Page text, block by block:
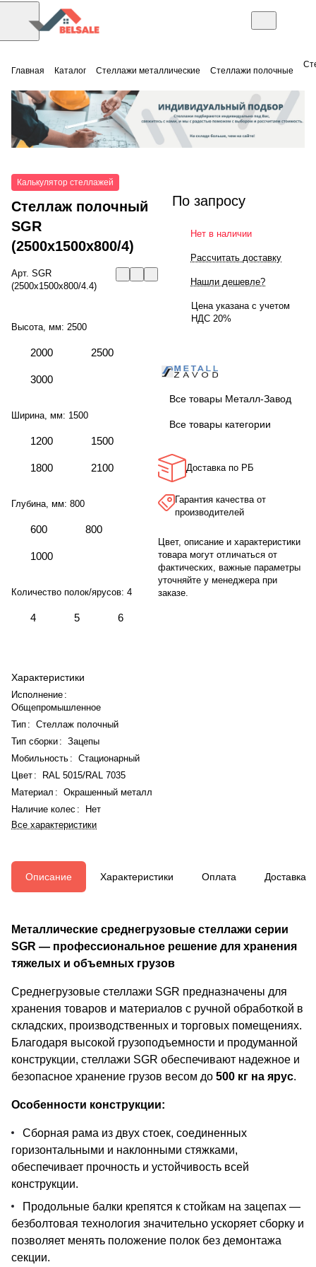
Главная Каталог Стеллажи металлические Стеллажи полочные
Калькулятор стеллажей
Стеллаж полочный
SGR
(2500x1500x800/4)
Арт. SGR
(2500x1500x800/4.4)
Высота, мм: 2500
2000 2500
3000
Ширина, мм: 1500
1200 1500
1800 2100
Глубина, мм: 800
600 800
1000
Количество полок/ярусов: 4
4 5 6
Характеристики
Исполнение :
Общепромышленное
Тип : Стеллаж полочный
Тип сборки: Зацепы
Мобильность : Стационарный
Цвет :
RAL 5015/RAL 7035
Материал : Окрашенный металл
Наличие колес :
Нет
Все характеристики
По запросу
Нет в наличии
Рассчитать доставку
Нашли дешевле?
Цена указана с учетом
НДС 20%
Все товары Металл-Завод
Все товары категории
Доставка по РБ
Гарантия качества от
производителей
Цвет, описание и характеристики
товара могут отличаться от
фактических, важные параметры
уточняйте у менеджера при
заказе.
Описание Характеристики Оплата Доставка
Металлические среднегрузовые стеллажи серии
SGR — профессиональное решение для хранения
тяжелых и объемных грузов
Среднегрузовые стеллажи SGR предназначены для
хранения товаров и материалов с ручной обработкой в
складских, производственных и торговых помещениях.
Благодаря высокой грузоподъемности и продуманной
конструкции, стеллажи SGR обеспечивают надежное и
безопасное хранение грузов весом до 500 кг на ярус.
Особенности конструкции:
Сборная рама из двух стоек, соединенных
горизонтальными и наклонными стяжками,
обеспечивает прочность и устойчивость всей
конструкции.
Продольные балки крепятся к стойкам на зацепах —
безболтовая технология значительно ускоряет сборку и
позволяет менять положение полок без демонтажа
секции.